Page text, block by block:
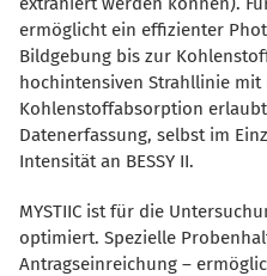
ermöglicht ein effizienter
Bildgebung bis zur
hochintensiven Strahllinie
Kohlenstoffabsorption
Datenerfassung, selbst im
Intensität an BESSY II.
MYSTIIC ist für die
optimiert. Spezielle
Antragseinreichung –